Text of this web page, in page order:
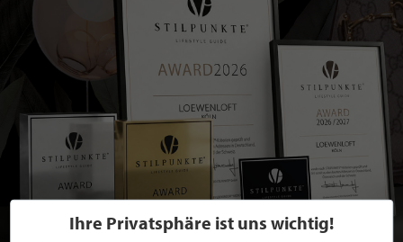
Ihre Privatsphäre ist uns wichtig!